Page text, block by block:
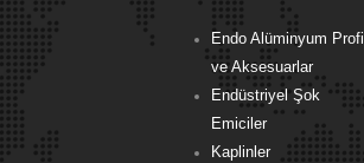
Endo Alüminyum Profil
ve Aksesuarlar
Endüstriyel Şok
Emiciler
Kaplinler